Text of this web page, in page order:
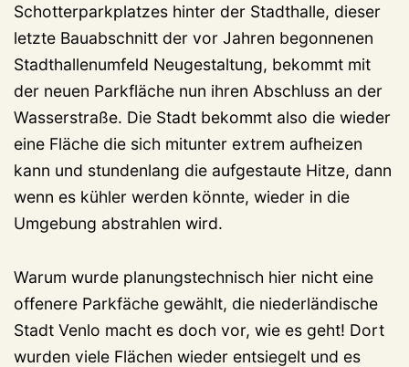
Schotterparkplatzes hinter der Stadthalle, dieser
letzte Bauabschnitt der vor Jahren begonnenen
Stadthallenumfeld Neugestaltung, bekommt mit
der neuen Parkfläche nun ihren Abschluss an der
Wasserstraße. Die Stadt bekommt also die wieder
eine Fläche die sich mitunter extrem aufheizen
kann und stundenlang die aufgestaute Hitze, dann
wenn es kühler werden könnte, wieder in die
Umgebung abstrahlen wird.
Warum wurde planungstechnisch hier nicht eine
offenere Parkfäche gewählt, die niederländische
Stadt Venlo macht es doch vor, wie es geht! Dort
wurden viele Flächen wieder entsiegelt und es